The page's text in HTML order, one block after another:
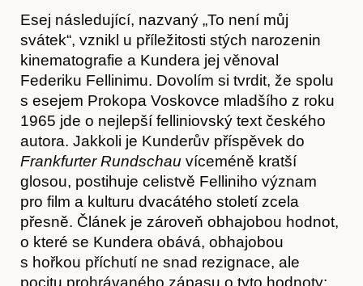
Kontakt
Esej následující, nazvaný „To není můj
svátek“, vznikl u příležitosti stých narozenin
kinematografie a Kundera jej věnoval
Federiku Fellinimu. Dovolím si tvrdit, že spolu
s esejem Prokopa Voskovce mladšího z roku
1965 jde o nejlepší felliniovský text českého
autora. Jakkoli je Kunderův příspěvek do
Frankfurter Rundschau víceméně kratší
glosou, postihuje celistvě Felliniho význam
pro film a kulturu dvacátého století zcela
přesně. Článek je zároveň obhajobou hodnot,
o které se Kundera obává, obhajobou
s hořkou příchutí ne snad rezignace, ale
pocitu prohrávaného zápasu o tyto hodnoty: